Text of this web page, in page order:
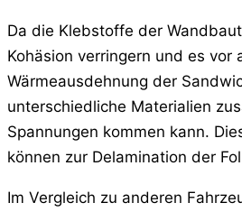
Da die Klebstoffe der
Kohäsion verringern und es vor
Wärmeausdehnung der
unterschiedliche Materialien
Spannungen kommen kann.
können zur Delamination der
Im Vergleich zu anderen